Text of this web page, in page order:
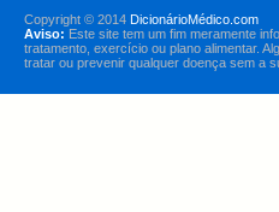
Copyright © 2014 DicionárioMédico.com
Aviso: Este site tem um fim meramente
tratamento, exercício ou plano alimentar.
tratar ou prevenir qualquer doença sem a